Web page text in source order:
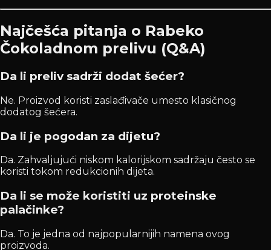
Najčešća pitanja o Rabeko
Čokoladnom prelivu (Q&A)
Da li preliv sadrži dodat šećer?
Ne. Proizvod koristi zaslađivače umesto klasičnog
dodatog šećera.
Da li je pogodan za dijetu?
Da. Zahvaljujući niskom kalorijskom sadržaju često se
koristi tokom redukcionih dijeta.
Da li se može koristiti uz proteinske
palačinke?
Da. To je jedna od najpopularnijih namena ovog
proizvoda.